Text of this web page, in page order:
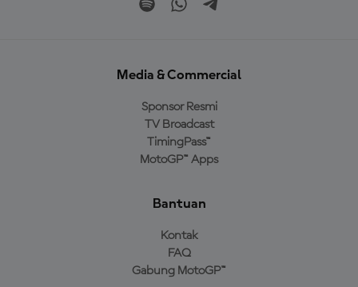
Media & Commercial
Sponsor Resmi
TV Broadcast
TimingPass™
MotoGP™ Apps
Bantuan
Kontak
FAQ
Gabung MotoGP™